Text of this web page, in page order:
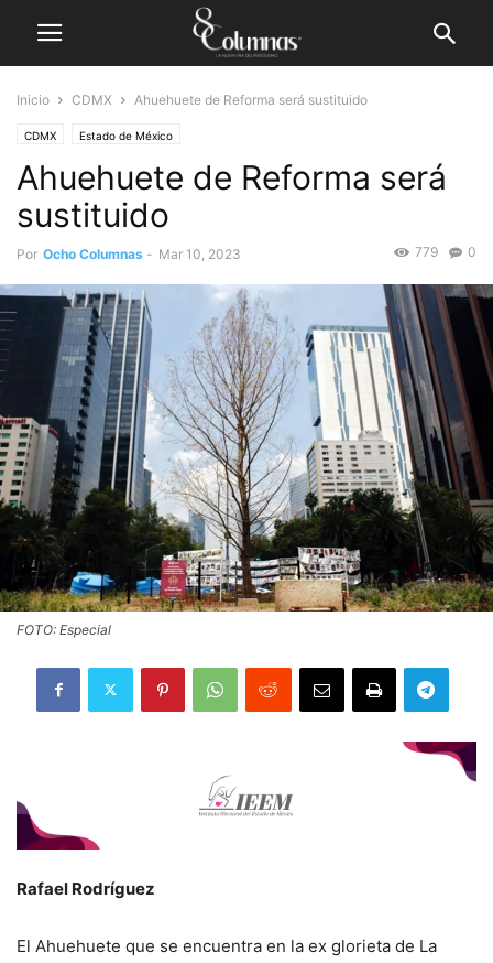
Inicio CDMX Ahuehuete de Reforma será sustituido
CDMX Estado de México
Ahuehuete de Reforma será
sustituido
Por Ocho Columnas - Mar 10, 2023 0
779
FOTO: Especial
Rafael Rodríguez
El Ahuehuete que se encuentra en la ex glorieta de La